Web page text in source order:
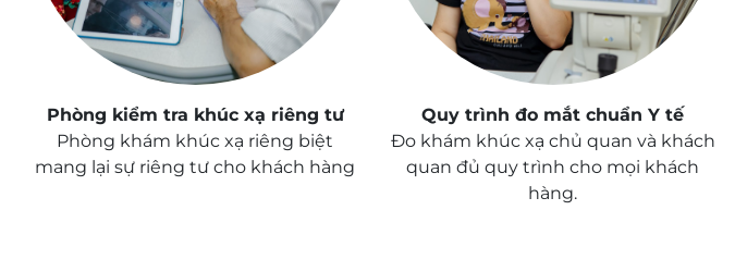
Phòng kiểm tra khúc xạ riêng tư
Phòng khám khúc xạ riêng biệt
mang lại sự riêng tư cho khách hàng
Quy trình đo mắt chuẩn Y tế
Đo khám khúc xạ chủ quan và khách
quan đủ quy trình cho mọi khách
hàng.